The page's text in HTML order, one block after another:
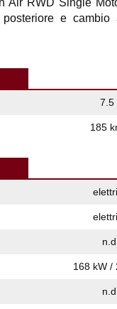
posteriore e cambio
7.5
185
n.d.
168 kW /
n.d.